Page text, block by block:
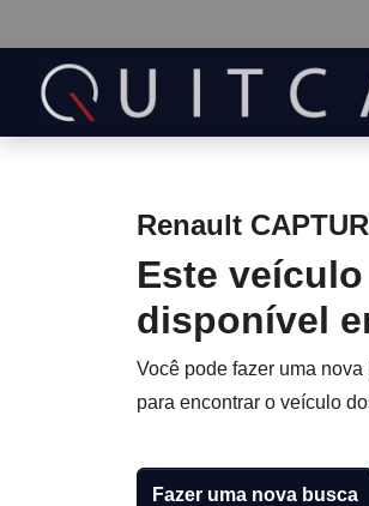
Renault
Este
disponível
Você pode fazer uma
para encontrar o veículo
Fazer uma nova busca